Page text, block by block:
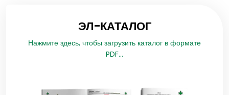
ЭЛ-КАТАЛОГ
Нажмите здесь, чтобы загрузить каталог в формате
PDF...